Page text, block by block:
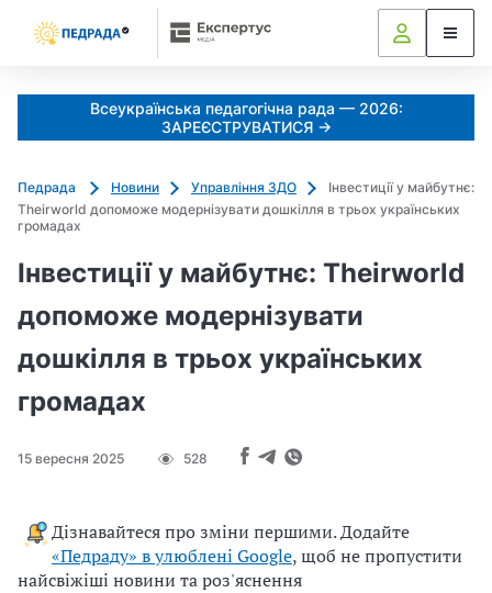
Всеукраїнська педагогічна рада — 2026:
ЗАРЕЄСТРУВАТИСЯ →
Педрада Новини Управління ЗДО
Інвестиції у майбутнє:
Theirworld допоможе модернізувати дошкілля в трьох українських
громадах
Інвестиції у майбутнє: Theirworld
допоможе модернізувати
дошкілля в трьох українських
громадах
15 вересня 2025 528
Дізнавайтеся про зміни першими. Додайте
«Педраду» в улюблені Google, щоб не пропустити
найсвіжіші новини та роз'яснення